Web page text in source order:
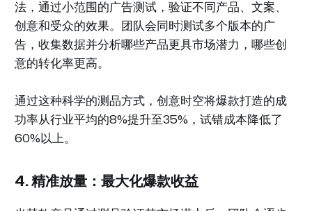
法，通过小范围的广告测试，验证不同产品、文案、
创意和受众的效果。团队会同时测试多个版本的广
告，收集数据并分析哪些产品更具市场潜力，哪些创
意的转化率更高。
通过这种科学的测品方式，创意时空将爆款打造的成
功率从行业平均的8%提升至35%，试错成本降低了
60%以上。
4. 精准放量：最大化爆款收益